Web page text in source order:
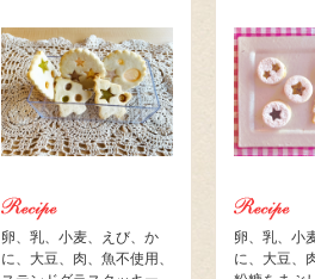
卵、乳、小麦、えび、か
に、大豆、肉、魚不使用、
卵、乳、小
に、大豆、